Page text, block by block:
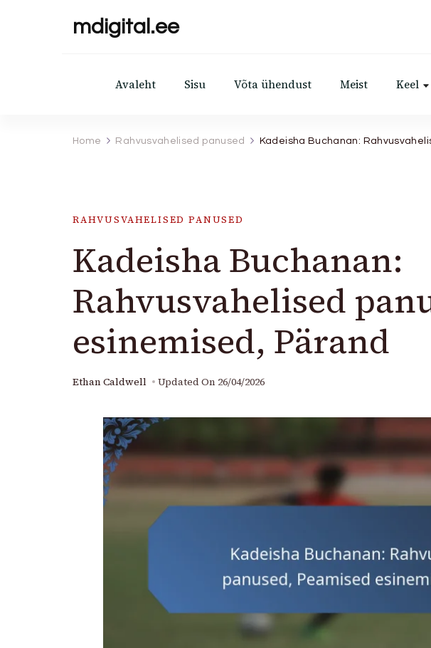
mdigital.ee
Avaleht Sisu Võta ühendust Meist Keel
Home Rahvusvahelised panused Kadeisha Buchanan:
RAHVUSVAHELISED PANUSED
Kadeisha Buchanan:
Rahvusvahelised
esinemised, Pärand
Ethan Caldwell Updated On 26/04/2026